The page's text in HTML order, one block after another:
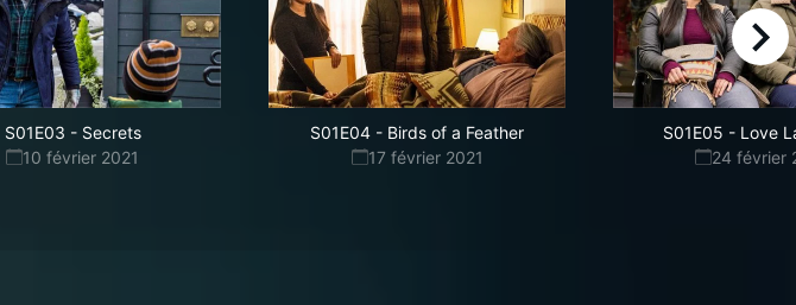
S01E03 - Secrets
10 février 2021
S01E04 - Birds of a Feather
17 février 2021
S01E05 - Love
24 février
right